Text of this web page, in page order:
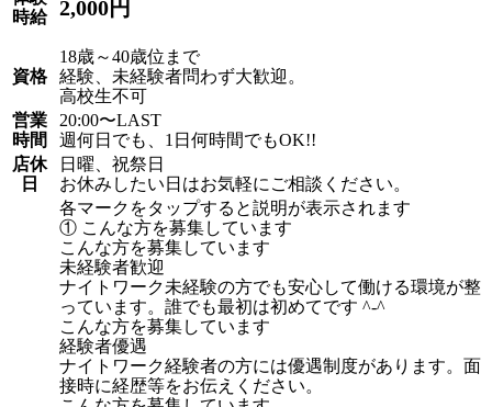
時給
2,000円
資格
18歳～40歳位まで
経験、未経験者問わず大歓迎。
高校生不可
営業
時間
20:00〜LAST
週何日でも、1日何時間でもOK!!
店休
日
日曜、祝祭日
お休みしたい日はお気軽にご相談ください。
各マークをタップすると説明が表示されます
① こんな方を募集しています
こんな方を募集しています
未経験者歓迎
ナイトワーク未経験の方でも安心して働ける環境が整
っています。誰でも最初は初めてです ^-^
こんな方を募集しています
経験者優遇
ナイトワーク経験者の方には優遇制度があります。面
接時に経歴等をお伝えください。